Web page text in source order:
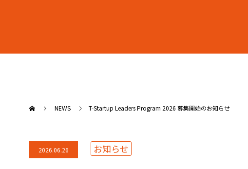
NEWS T-Startup Leaders Program 2026 募集開始のお知らせ
2026.06.26 お知らせ